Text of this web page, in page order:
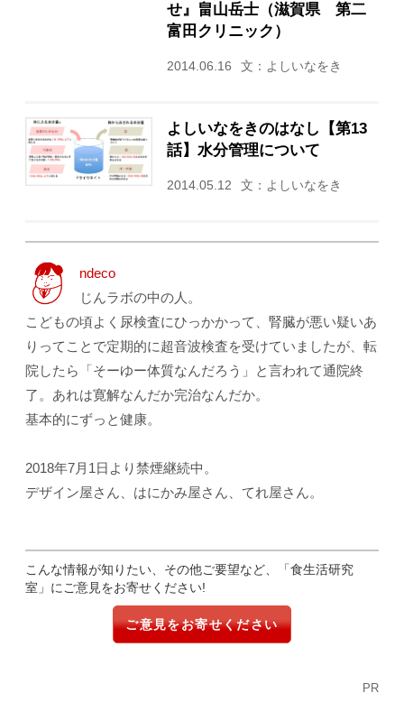
せ』畠山岳士（滋賀県 第二
富田クリニック）
2014.06.16 文：よしいなをき
よしいなをきのはなし【第13
話】水分管理について
2014.05.12 文：よしいなをき
ndeco
じんラボの中の人。
こどもの頃よく尿検査にひっかかって、腎臓が悪い疑いあ
りってことで定期的に超音波検査を受けていましたが、転
院したら「そーゆー体質なんだろう」と言われて通院終
了。あれは寛解なんだか完治なんだか。
基本的にずっと健康。
2018年7月1日より禁煙継続中。
デザイン屋さん、はにかみ屋さん、てれ屋さん。
こんな情報が知りたい、その他ご要望など、「食生活研究
室」にご意見をお寄せください!
ご意見をお寄せください
PR